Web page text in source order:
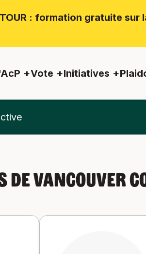
: formation gratuite
Vote Initiatives
de Vancouver